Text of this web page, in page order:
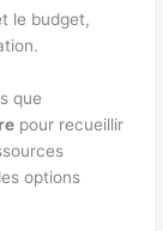
le budget,
que
pour recueillir
options